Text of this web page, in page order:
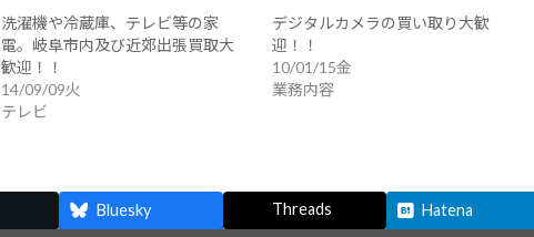
洗濯機や冷蔵庫、テレビ等の家
電。岐阜市内及び近郊出張買取大
歓迎！！
14/09/09火
テレビ
デジタルカメラの買い取り大歓
迎！！
10/01/15金
業務内容
Bluesky Threads Hatena